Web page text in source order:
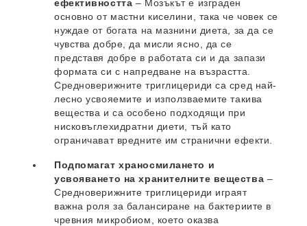
ефективността – Мозъкът е изграден
основно от мастни киселини, така че човек се
нуждае от богата на мазнини диета, за да се
чувства добре, да мисли ясно, да се
представя добре в работата си и да запази
формата си с напредване на възрастта.
Средноверижните триглицериди са сред най-
лесно усвояемите и използваемите такива
вещества и са особено подходящи при
нисковъглехидратни диети, тъй като
ограничават вредните им странични ефекти.
Подпомагат храносмилането и
усвояването на хранителните вещества –
Средноверижните триглицериди играят
важна роля за балансиране на бактериите в
чревния микробиом, което оказва